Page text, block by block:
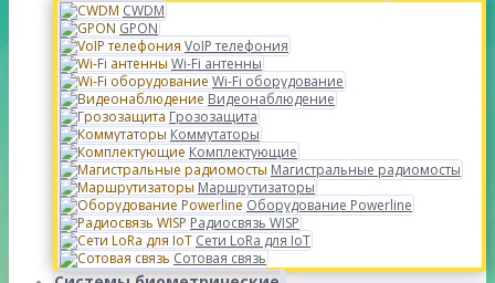
CWDM
GPON
VoIP телефония
Wi-Fi антенны
Wi-Fi оборудование
Видеонаблюдение
Грозозащита
Коммутаторы
Комплектующие
Магистральные радиомосты
Маршрутизаторы
Оборудование Powerline
Радиосвязь WISP
Сети LoRa для IoT
Сотовая связь